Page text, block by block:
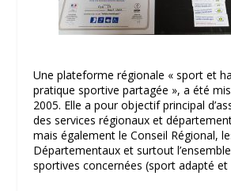
Une plateforme régionale « sport et
pratique sportive partagée », a été
2005. Elle a pour objectif principal
des services régionaux et
mais également le Conseil Régional,
Départementaux et surtout
sportives concernées (sport adapté et